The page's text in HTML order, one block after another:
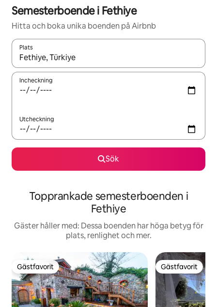
Semesterboende i Fethiye
Hitta och boka unika boenden på Airbnb
Plats
När resultaten är tillgängliga kan du navigera med upp- och
Incheckning
Utcheckning
Sök
Topprankade semesterboenden i
Fethiye
Gäster håller med: Dessa boenden har höga betyg för
plats, renlighet och mer.
Gästfavorit
Gästfavorit Gästfavorit
Gästfavorit